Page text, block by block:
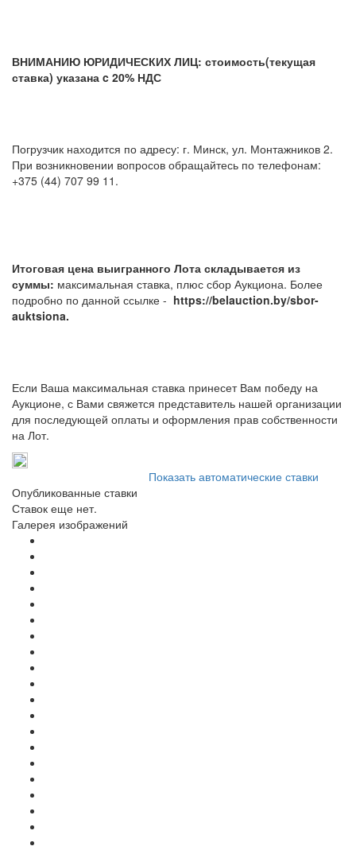
ВНИМАНИЮ ЮРИДИЧЕСКИХ ЛИЦ: стоимость(текущая
ставка) указана c 20% НДС
Погрузчик находится по адресу: г. Минск, ул. Монтажников 2.
При возникновении вопросов обращайтесь по телефонам:
+375 (44) 707 99 11.
Итоговая цена выигранного Лота складывается из
суммы: максимальная ставка, плюс сбор Аукциона. Более
подробно по данной ссылке - https://belauction.by/sbor-
auktsiona.
Если Ваша максимальная ставка принесет Вам победу на
Аукционе, с Вами свяжется представитель нашей организации
для последующей оплаты и оформления прав собственности
на Лот.
Показать автоматические ставки
Опубликованные ставки
Ставок еще нет.
Галерея изображений